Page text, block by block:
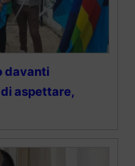
davanti
di aspettare,